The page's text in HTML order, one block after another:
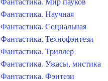
Фантастика. Мир пауков
Фантастика. Научная
Фантастика. Социальная
Фантастика. Технофэнтези
Фантастика. Триллер
Фантастика. Ужасы, мистика
Фантастика. Фэнтези